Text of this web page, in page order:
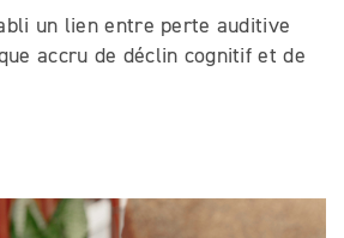
un lien entre perte auditive
accru de déclin cognitif et de